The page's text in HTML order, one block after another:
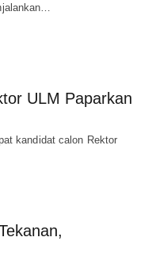
ULM Paparkan
kandidat calon Rektor